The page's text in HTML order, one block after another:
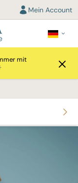
Mein Account
mit